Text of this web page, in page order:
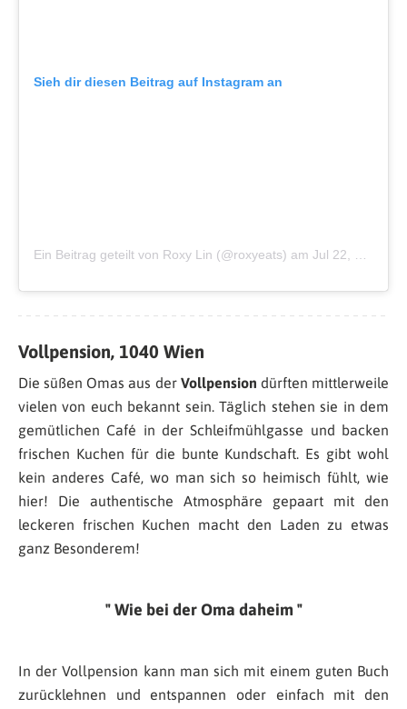
Sieh dir diesen Beitrag auf Instagram an
Ein Beitrag geteilt von Roxy Lin (@roxyeats) am Jul 22, 2018 um 9:54 PDT
Vollpension, 1040 Wien
Die süßen Omas aus der Vollpension dürften mittlerweile
vielen von euch bekannt sein. Täglich stehen sie in dem
gemütlichen Café in der Schleifmühlgasse und backen
frischen Kuchen für die bunte Kundschaft. Es gibt wohl
kein anderes Café, wo man sich so heimisch fühlt, wie
hier! Die authentische Atmosphäre gepaart mit den
leckeren frischen Kuchen macht den Laden zu etwas
ganz Besonderem!
Wie bei der Oma daheim
In der Vollpension kann man sich mit einem guten Buch
zurücklehnen und entspannen oder einfach mit den